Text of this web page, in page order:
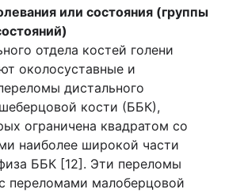
или состояния (группы
отдела костей голени
околосуставные и
дистального
кости (ББК),
ограничена квадратом со
наиболее широкой части
ББК [12]. Эти переломы
переломами малоберцовой